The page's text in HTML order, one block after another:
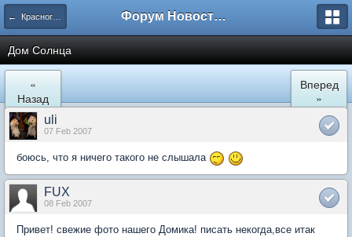
← Красногорск Форум Новостройки
Дом Солнца
«
Назад
Вперед
»
uli
07 Feb 2007
боюсь, что я ничего такого не слышала
FUX
08 Feb 2007
Привет! свежие фото нашего Домика! писать некогда,все итак